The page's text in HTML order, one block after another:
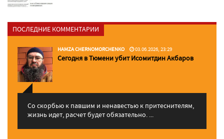
ПОСЛЕДНИЕ КОММЕНТАРИИ
HAMZA CHERNOMORCHENKO 03.06.2026, 23:29
Сегодня в Тюмени убит Исомитдин Акбаров
Со скорбью к павшим и ненавестью к притеснителям,
жизнь идет, расчет будет обязательно. ...